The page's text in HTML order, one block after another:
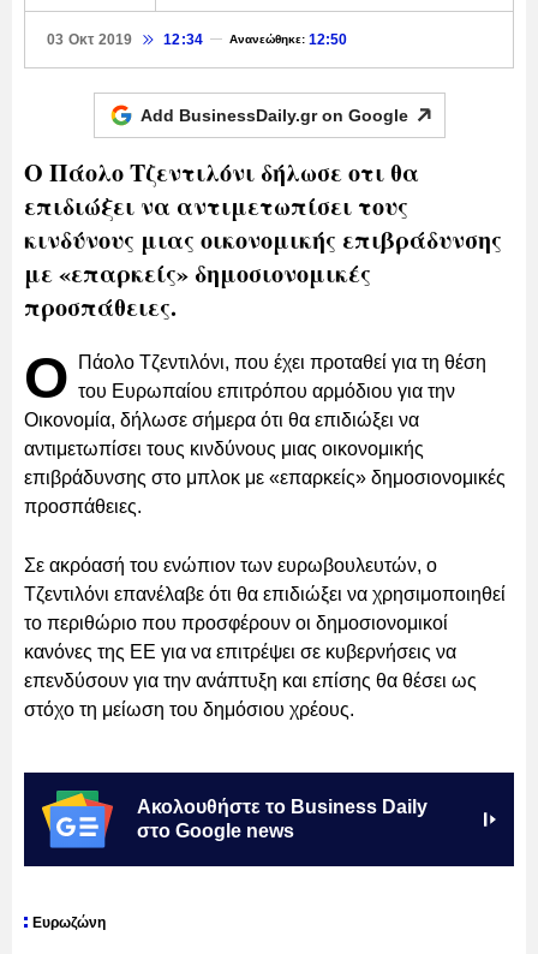
03 Οκτ 2019 12:34 Ανανεώθηκε: 12:50
Add BusinessDaily.gr on Google
Ο Πάολο Τζεντιλόνι δήλωσε οτι θα
επιδιώξει να αντιμετωπίσει τους
κινδύνους μιας οικονομικής επιβράδυνσης
με «επαρκείς» δημοσιονομικές
προσπάθειες.
Ο
Πάολο Τζεντιλόνι, που έχει προταθεί για τη θέση
του Ευρωπαίου επιτρόπου αρμόδιου για την
Οικονομία, δήλωσε σήμερα ότι θα επιδιώξει να
αντιμετωπίσει τους κινδύνους μιας οικονομικής
επιβράδυνσης στο μπλοκ με «επαρκείς» δημοσιονομικές
προσπάθειες.
Σε ακρόασή του ενώπιον των ευρωβουλευτών, ο
Τζεντιλόνι επανέλαβε ότι θα επιδιώξει να χρησιμοποιηθεί
το περιθώριο που προσφέρουν οι δημοσιονομικοί
κανόνες της ΕΕ για να επιτρέψει σε κυβερνήσεις να
επενδύσουν για την ανάπτυξη και επίσης θα θέσει ως
στόχο τη μείωση του δημόσιου χρέους.
Ακολουθήστε το Business Daily
στο Google news
Ευρωζώνη